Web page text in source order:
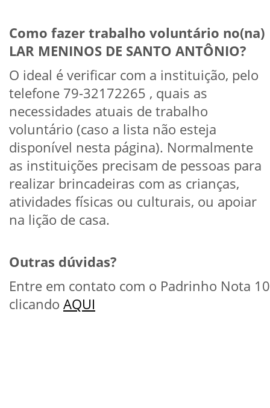
Como fazer trabalho voluntário no(na)
LAR MENINOS DE SANTO ANTÔNIO?
O ideal é verificar com a instituição, pelo
telefone 79-32172265 , quais as
necessidades atuais de trabalho
voluntário (caso a lista não esteja
disponível nesta página). Normalmente
as instituições precisam de pessoas para
realizar brincadeiras com as crianças,
atividades físicas ou culturais, ou apoiar
na lição de casa.
Outras dúvidas?
Entre em contato com o Padrinho Nota 10
clicando AQUI